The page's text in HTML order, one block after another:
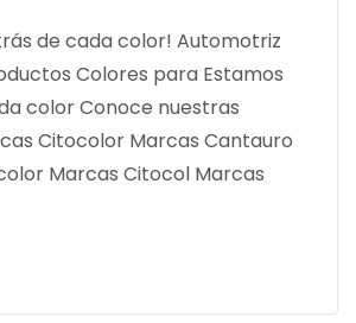
de cada color! Automotriz
Colores para Estamos
color Conoce nuestras
Citocolor Marcas Cantauro
Marcas Citocol Marcas